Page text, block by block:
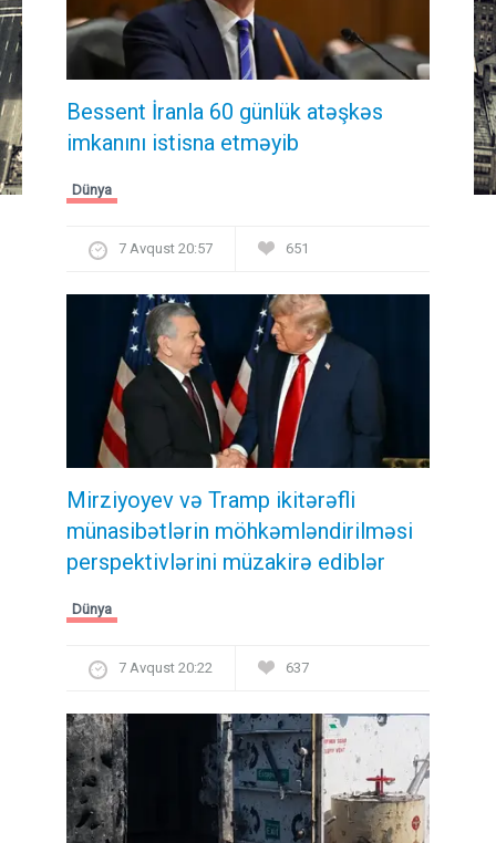
Bessent İranla 60 günlük atəşkəs
imkanını istisna etməyib
Dünya
7 Avqust 20:57 651
Mirziyoyev və Tramp ikitərəfli
münasibətlərin möhkəmləndirilməsi
perspektivlərini müzakirə ediblər
Dünya
7 Avqust 20:22 637